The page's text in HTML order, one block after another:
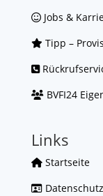
Jobs &
Tipp –
BVFI24
Links
Startseite